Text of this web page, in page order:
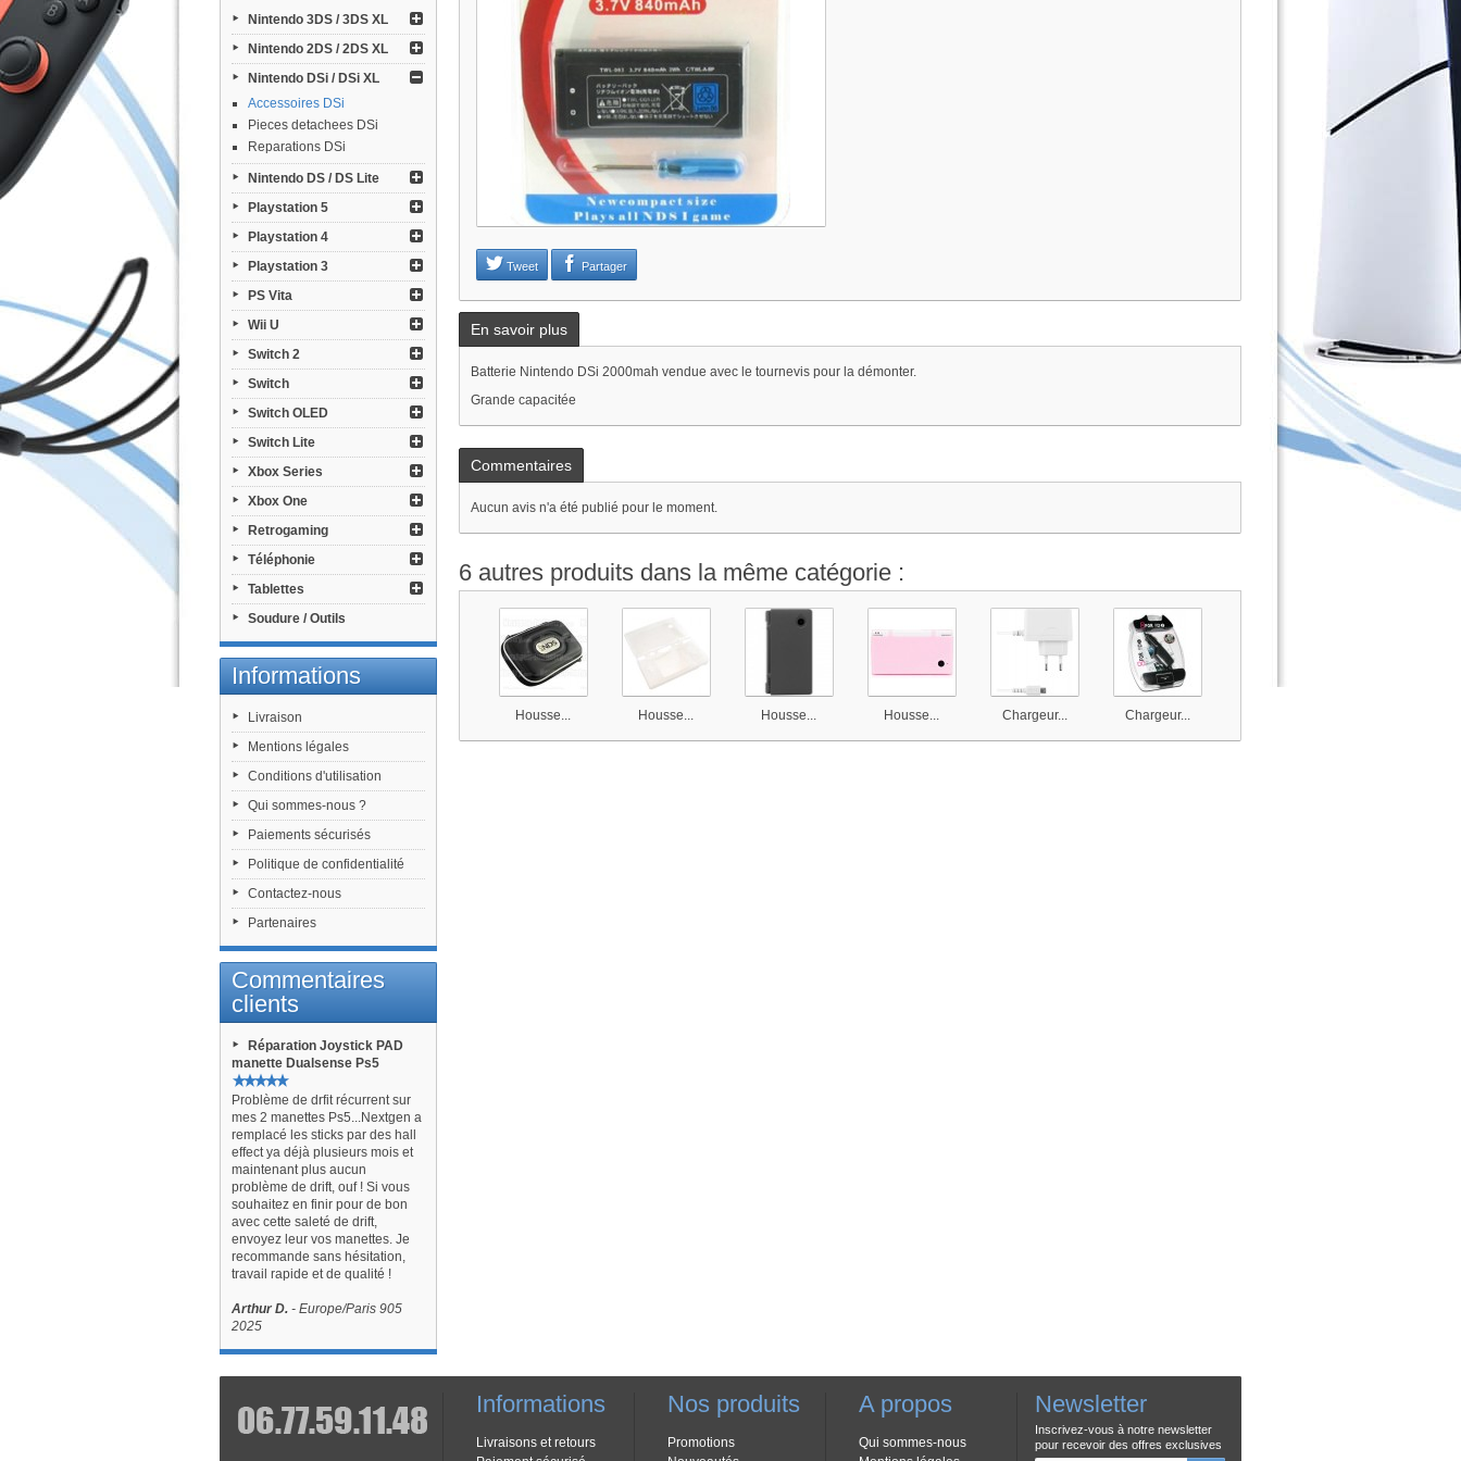
Nintendo 3DS / 3DS XL
Nintendo 2DS / 2DS XL
Nintendo DSi / DSi XL
Accessoires DSi
Pieces detachees DSi
Reparations DSi
Nintendo DS / DS Lite
Playstation 5
Playstation 4
Playstation 3
PS Vita
Wii U
Switch 2
Switch
Switch OLED
Switch Lite
Xbox Series
Xbox One
Retrogaming
Téléphonie
Tablettes
Soudure / Outils
Informations
Livraison
Mentions légales
Conditions d'utilisation
Qui sommes-nous ?
Paiements sécurisés
Politique de confidentialité
Contactez-nous
Partenaires
Commentaires
clients
Réparation Joystick PAD
manette Dualsense Ps5
Problème de drfit récurrent sur
mes 2 manettes Ps5...Nextgen a
remplacé les sticks par des hall
effect ya déjà plusieurs mois et
maintenant plus aucun
problème de drift, ouf ! Si vous
souhaitez en finir pour de bon
avec cette saleté de drift,
envoyez leur vos manettes. Je
recommande sans hésitation,
travail rapide et de qualité !
Arthur D. - Europe/Paris 905
2025
Tweet Partager
En savoir plus
Batterie Nintendo DSi 2000mah vendue avec le tournevis pour la démonter.
Grande capacitée
Commentaires
Aucun avis n'a été publié pour le moment.
6 autres produits dans la même catégorie :
Housse... Housse... Housse... Housse... Chargeur... Chargeur...
Informations
Livraisons et retours
Nos produits
Promotions
A propos
Qui sommes-nous
Newsletter
Inscrivez-vous à notre newsletter
pour recevoir des offres exclusives